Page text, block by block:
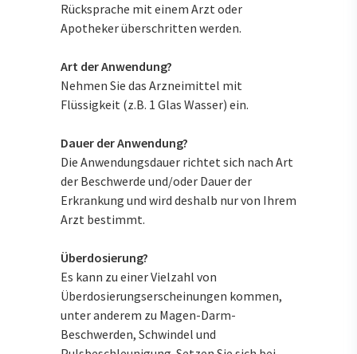
Rücksprache mit einem Arzt oder
Apotheker überschritten werden.
Art der Anwendung?
Nehmen Sie das Arzneimittel mit
Flüssigkeit (z.B. 1 Glas Wasser) ein.
Dauer der Anwendung?
Die Anwendungsdauer richtet sich nach Art
der Beschwerde und/oder Dauer der
Erkrankung und wird deshalb nur von Ihrem
Arzt bestimmt.
Überdosierung?
Es kann zu einer Vielzahl von
Überdosierungserscheinungen kommen,
unter anderem zu Magen-Darm-
Beschwerden, Schwindel und